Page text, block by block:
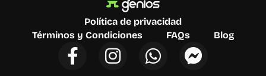
Política de privacidad
Términos y Condiciones
FAQs Blog